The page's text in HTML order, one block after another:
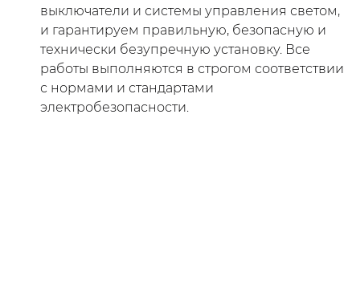
выключатели и системы управления светом,
и гарантируем правильную, безопасную и
технически безупречную установку. Все
работы выполняются в строгом соответствии
с нормами и стандартами
электробезопасности.